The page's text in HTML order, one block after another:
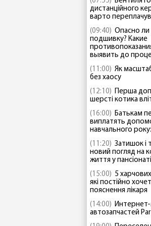
дистанційного
варто
(09:40) Опасно ли
подшивку? Какие
выявить до
(11:00) Як
без хаосу
(12:10) Перша
шерсті котика
(16:00) Батькам
виплатять
навчального
(11:20) Затишок і
новий погляд на
життя у
(15:00) 5
які постійно
пояснення лікаря
(14:00) Интернет-
автозапчастей